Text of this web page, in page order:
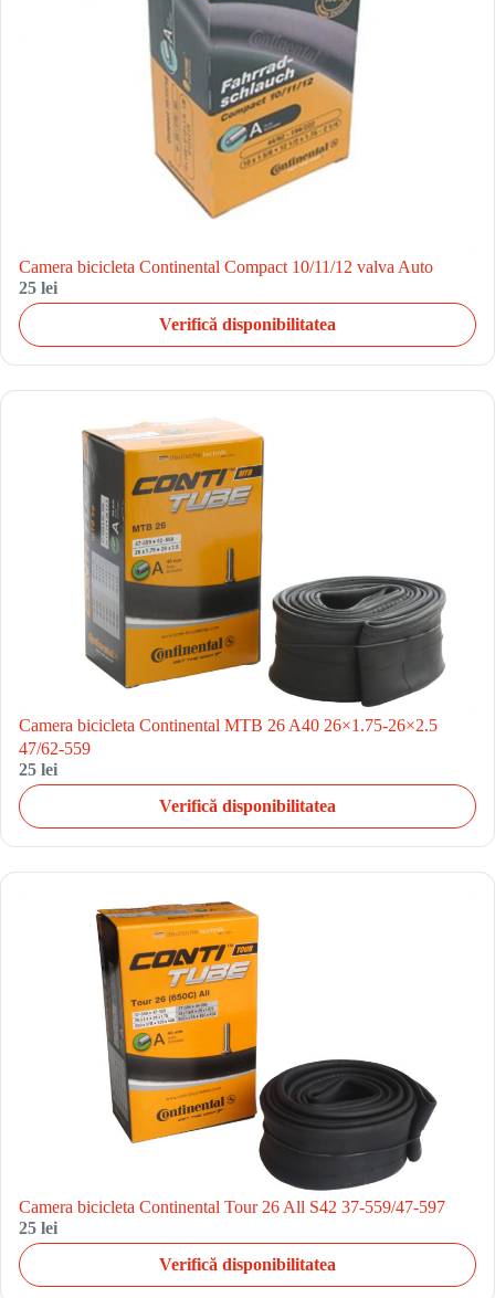
Camera bicicleta Continental Compact 10/11/12 valva Auto
25 lei
Verifică disponibilitatea
Camera bicicleta Continental MTB 26 A40 26×1.75-26×2.5
47/62-559
25 lei
Verifică disponibilitatea
Camera bicicleta Continental Tour 26 All S42 37-559/47-597
25 lei
Verifică disponibilitatea